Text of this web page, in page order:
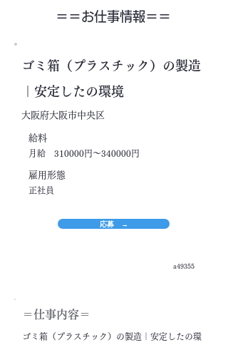
＝＝​お仕事情報＝＝
ゴミ箱（プラスチック）の製造
｜安定したの環境
大阪府大阪市中央区
​給料
月給 310000円～340000円
​雇用形態
正社員
応募 →
a49355
＝​仕事内容＝
ゴミ箱（プラスチック）の製造｜安定したの環